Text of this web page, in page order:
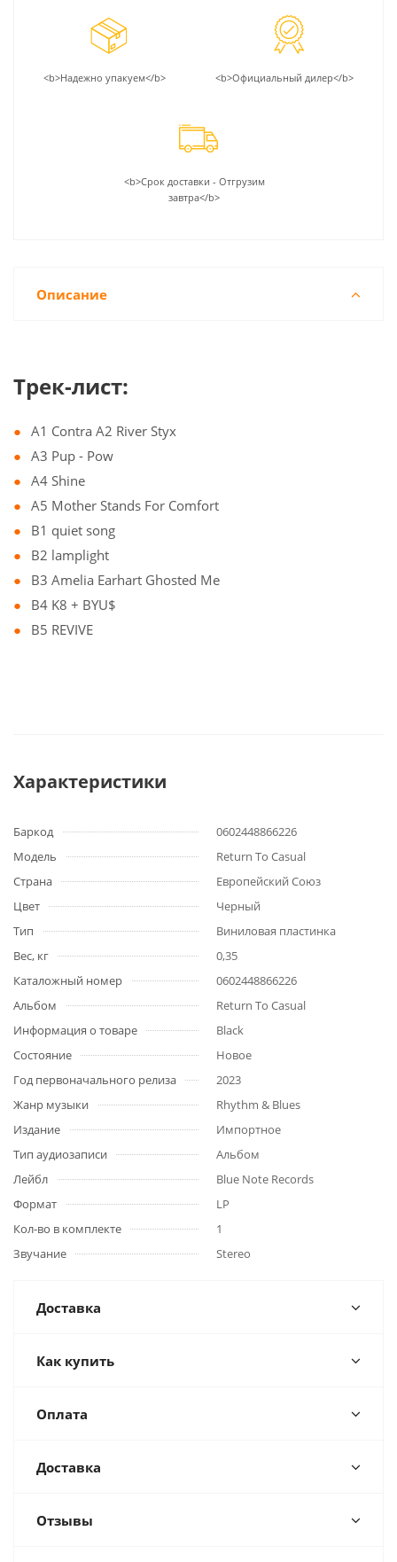
<b>Надежно упакуем</b> <b>Официальный дилер</b>
<b>Срок доставки - Отгрузим
завтра</b>
Описание
Трек-лист:
A1 Contra A2 River Styx
A3 Pup - Pow
A4 Shine
A5 Mother Stands For Comfort
B1 quiet song
B2 lamplight
B3 Amelia Earhart Ghosted Me
B4 K8 + BYU$
B5 REVIVE
Характеристики
Баркод
0602448866226
Модель
Return To Casual
Страна
Европейский Союз
Цвет
Черный
Тип
Виниловая пластинка
Вес, кг
0,35
Каталожный номер
0602448866226
Альбом
Return To Casual
Информация о товаре
Black
Состояние
Новое
Год первоначального релиза
2023
Жанр музыки
Rhythm & Blues
Издание
Импортное
Тип аудиозаписи
Альбом
Лейбл
Blue Note Records
Формат
LP
Кол-во в комплекте
1
Звучание
Stereo
Доставка
Как купить
Оплата
Доставка
Отзывы